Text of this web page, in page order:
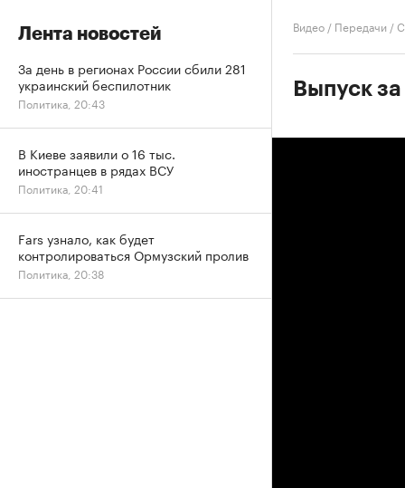
Видео / Передачи /
Выпуск
Лента новостей
За день в регионах России сбили 281
украинский беспилотник
Политика, 20:43
В Киеве заявили о 16 тыс.
иностранцев в рядах ВСУ
Политика, 20:41
Fars узнало, как будет
контролироваться Ормузский пролив
Политика, 20:38